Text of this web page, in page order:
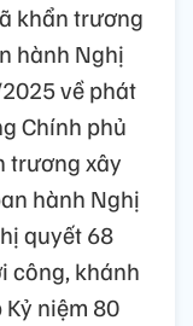
khẩn trương
hành Nghị
về phát
Chính phủ
trương xây
hành Nghị
quyết 68
công, khánh
niệm 80